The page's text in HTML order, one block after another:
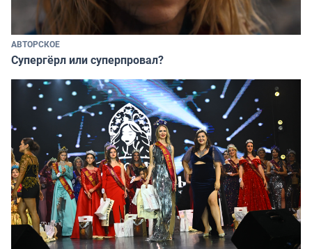
АВТОРСКОЕ
Супергёрл или суперпровал?